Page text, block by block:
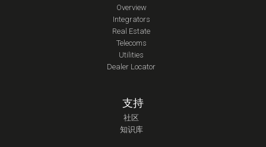
Overview
Integrators
Real Estate
Telecoms
Utilities
Dealer Locator
支持
社区
知识库